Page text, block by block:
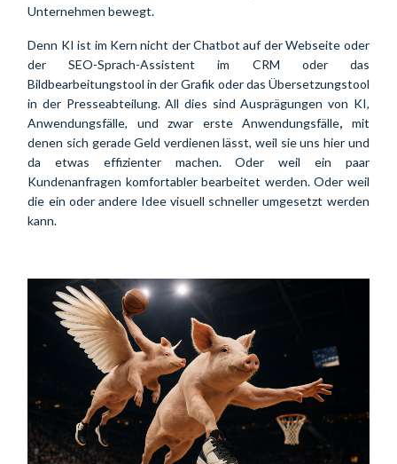
Unternehmen bewegt.
Denn KI ist im Kern nicht der Chatbot auf der Webseite oder
der SEO-Sprach-Assistent im CRM oder das
Bildbearbeitungstool in der Grafik oder das Übersetzungstool
in der Presseabteilung. All dies sind Ausprägungen von KI,
Anwendungsfälle, und zwar erste Anwendungsfälle, mit
denen sich gerade Geld verdienen lässt, weil sie uns hier und
da etwas effizienter machen. Oder weil ein paar
Kundenanfragen komfortabler bearbeitet werden. Oder weil
die ein oder andere Idee visuell schneller umgesetzt werden
kann.